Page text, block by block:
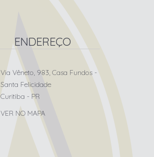
ENDEREÇO
Via Vêneto, 983, Casa Fundos -
Santa Felicidade
Curitiba - PR
VER NO MAPA